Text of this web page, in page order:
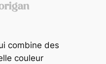
combine des
couleur